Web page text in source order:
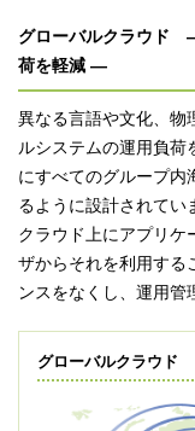
グローバルクラウド
荷を軽減 ―
異なる言語や文化、物
ルシステムの運用負
にすべてのグループ内
るように設計されてい
クラウド上にアプリケ
ザからそれを利用する
ンスをなくし、運用管
グローバルクラウド